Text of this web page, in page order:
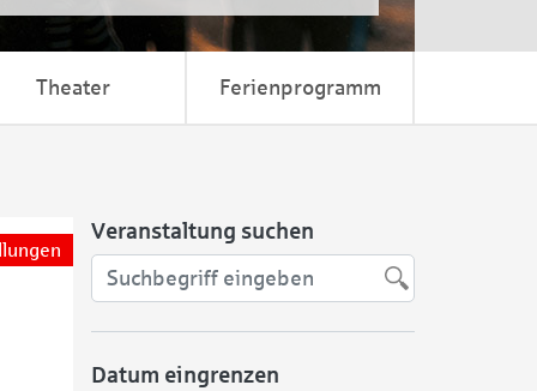
Theater Ferienprogramm
Veranstaltung suchen
Datum eingrenzen